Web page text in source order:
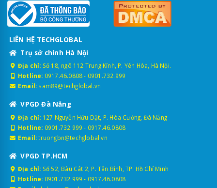
LIÊN HỆ TECHGLOBAL
Trụ sở chính Hà Nội
Địa chỉ: Số 18, ngõ 112 Trung Kính, P. Yên Hòa, Hà Nội.
Hotline: 0917.46.0808- 0901.732.999
Email: sam89@techglobal.vn
VPGD Đà Nẵng
Địa chỉ: 127 Nguyễn Hữu Dật, P. Hòa Cường, Đà Nẵng
Hotline: 0901.732.999 - 0917.46.0808
Email: truongbn@techglobal.vn
VPGD TP.HCM
Địa chỉ: Số 52, Bàu Cát 2, P. Tân Bình, TP. Hồ Chí Minh
Hotline: 0901.732.999 - 0917.46.0808